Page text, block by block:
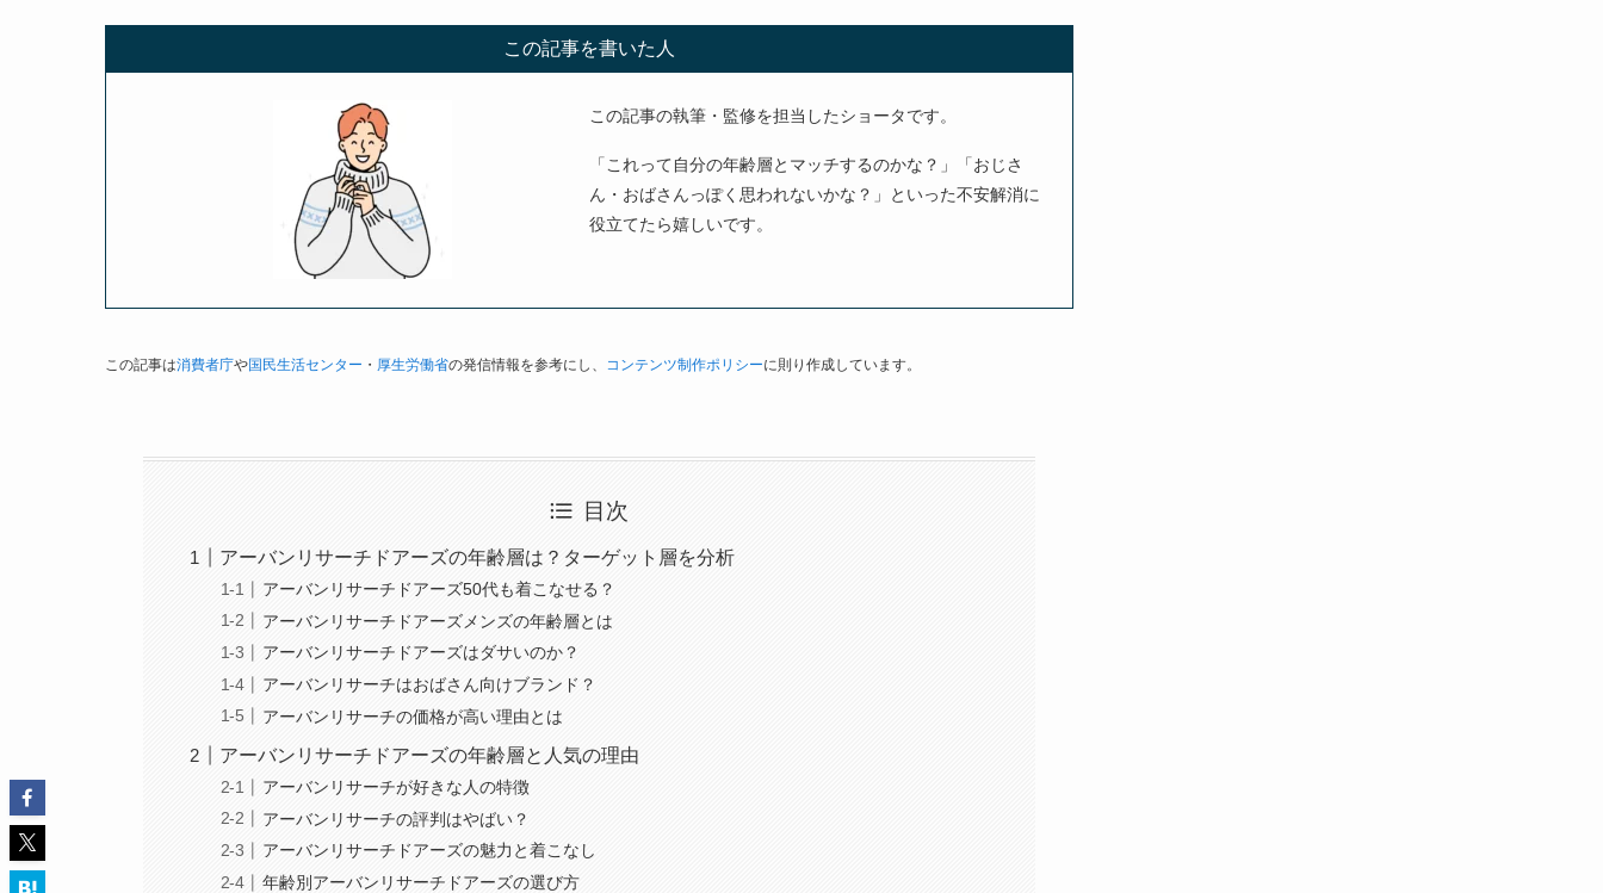
この記事を書いた人
この記事の執筆・監修を担当したショータです。
「これって自分の年齢層とマッチするのかな？」「おじさ
ん・おばさんっぽく思われないかな？」といった不安解消に
役立てたら嬉しいです。
この記事は消費者庁や国民生活センター ・ 厚生労働省の発信情報を参考にし、 コンテンツ制作ポリシーに則り作成しています。
目次
アーバンリサーチドアーズの年齢層は？ターゲット層を分析
アーバンリサーチドアーズ50代も着こなせる？
アーバンリサーチドアーズメンズの年齢層とは
アーバンリサーチドアーズはダサいのか？
アーバンリサーチはおばさん向けブランド？
アーバンリサーチの価格が高い理由とは
アーバンリサーチドアーズの年齢層と人気の理由
アーバンリサーチが好きな人の特徴
アーバンリサーチの評判はやばい？
アーバンリサーチドアーズの魅力と着こなし
年齢別アーバンリサーチドアーズの選び方